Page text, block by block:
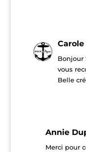
Carole
Bonjour
vous
Belle
Annie
Merci pour